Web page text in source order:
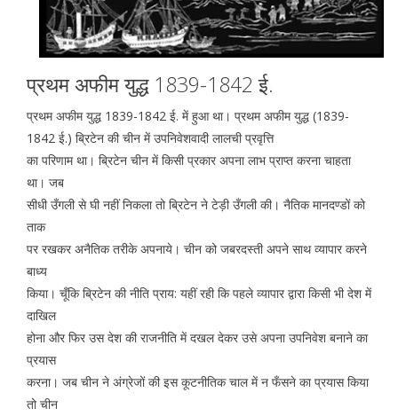
प्रथम अफीम युद्ध 1839-1842 ई.
प्रथम अफीम युद्ध 1839-1842 ई. में हुआ था। प्रथम अफीम युद्ध (1839-
1842 ई.) ब्रिटेन की चीन में उपनिवेशवादी लालची प्रवृत्ति
का परिणाम था। ब्रिटेन चीन में किसी प्रकार अपना लाभ प्राप्त करना चाहता
था। जब
सीधी उँगली से घी नहीं निकला तो ब्रिटेन ने टेड़ी उँगली की। नैतिक मानदण्डों को
ताक
पर रखकर अनैतिक तरीके अपनाये। चीन को जबरदस्ती अपने साथ व्यापार करने
बाध्य
किया। चूँकि ब्रिटेन की नीति प्राय: यहीं रही कि पहले व्यापार द्वारा किसी भी देश में
दाखिल
होना और फिर उस देश की राजनीति में दखल देकर उसे अपना उपनिवेश बनाने का
प्रयास
करना। जब चीन ने अंग्रेजों की इस कूटनीतिक चाल में न फँसने का प्रयास किया
तो चीन